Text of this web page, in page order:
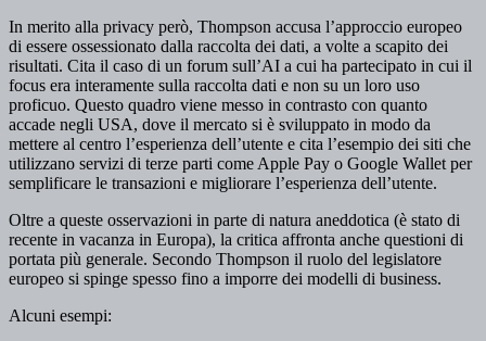
In merito alla privacy però, Thompson accusa l’approccio europeo
di essere ossessionato dalla raccolta dei dati, a volte a scapito dei
risultati. Cita il caso di un forum sull’AI a cui ha partecipato in cui il
focus era interamente sulla raccolta dati e non su un loro uso
proficuo. Questo quadro viene messo in contrasto con quanto
accade negli USA, dove il ​​mercato si è sviluppato in modo da
mettere al centro l’esperienza dell’utente e cita l’esempio dei siti che
utilizzano servizi di terze parti come Apple Pay o Google Wallet per
semplificare le transazioni e migliorare l’esperienza dell’utente.
Oltre a queste osservazioni in parte di natura aneddotica (è stato di
recente in vacanza in Europa), la critica affronta anche questioni di
portata più generale. Secondo Thompson il ruolo del legislatore
europeo si spinge spesso fino a imporre dei modelli di business.
Alcuni esempi: